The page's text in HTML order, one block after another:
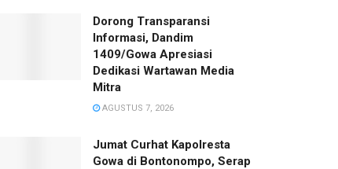
Dorong Transparansi
Informasi, Dandim
1409/Gowa Apresiasi
Dedikasi Wartawan Media
Mitra
AGUSTUS 7, 2026
Jumat Curhat Kapolresta
Gowa di Bontonompo, Serap